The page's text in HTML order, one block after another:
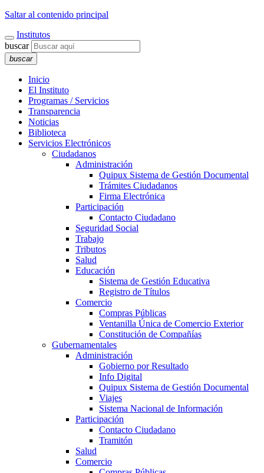
Saltar al contenido principal
Institutos
buscar
buscar
Inicio
El Instituto
Programas / Servicios
Transparencia
Noticias
Biblioteca
Servicios Electrónicos
Ciudadanos
Administración
Quipux Sistema de Gestión Documental
Trámites Ciudadanos
Firma Electrónica
Participación
Contacto Ciudadano
Seguridad Social
Trabajo
Tributos
Salud
Educación
Sistema de Gestión Educativa
Registro de Títulos
Comercio
Compras Públicas
Ventanilla Única de Comercio Exterior
Constitución de Compañías
Gubernamentales
Administración
Gobierno por Resultado
Info Digital
Quipux Sistema de Gestión Documental
Viajes
Sistema Nacional de Información
Participación
Contacto Ciudadano
Tramitón
Salud
Comercio